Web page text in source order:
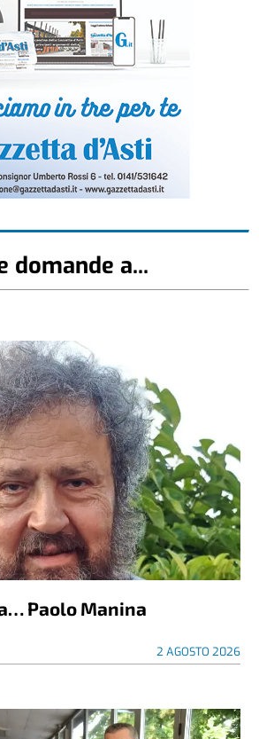
domande a...
Paolo Manina
2 AGOSTO 2026